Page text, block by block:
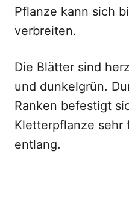
Pflanze kann sich
verbreiten.
Die Blätter sind
und dunkelgrün.
Ranken befestigt
Kletterpflanze sehr
entlang.